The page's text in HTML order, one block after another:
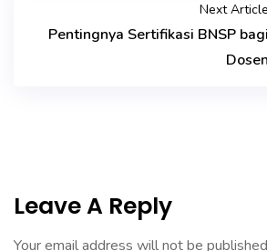
Next Article
Pentingnya Sertifikasi BNSP bagi
Dosen
Leave A Reply
Your email address will not be